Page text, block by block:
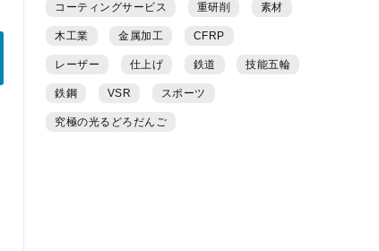
コーティングサービス 重研削 素材
木工業 金属加工 CFRP
レーザー 仕上げ 鉄道 技能五輪
鉄鋼 VSR スポーツ
究極の光るどろだんご